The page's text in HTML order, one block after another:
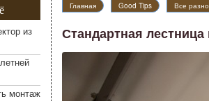
Главная Good Tips Все
Стандартная
в подвал, которую приставляют
из
монтаж